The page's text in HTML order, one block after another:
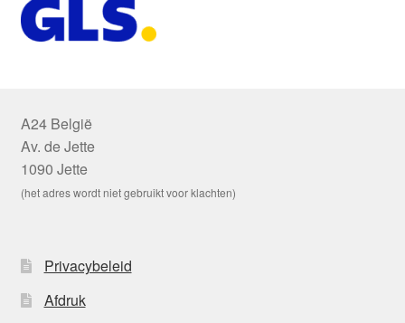
A24 België
Av. de Jette
1090 Jette
(het adres wordt niet gebruikt voor klachten)
Privacybeleid
Afdruk